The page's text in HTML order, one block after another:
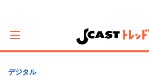
デジタル